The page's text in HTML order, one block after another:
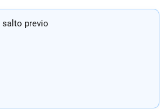
salto previo